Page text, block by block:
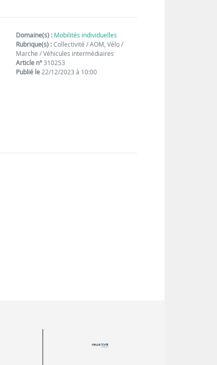
Domaine(s) : Mobilités individuelles
Rubrique(s) :Collectivité / AOM, Vélo /
Marche / Véhicules intermédiaires
Article n°310253
Publié le22/12/2023 à 10:00